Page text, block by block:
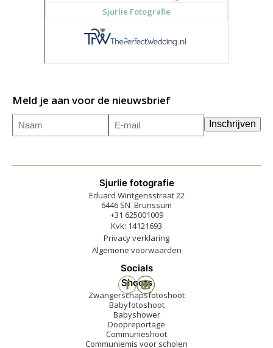
Meld je aan voor de nieuwsbrief
Naam
E-
mailadres(Vereist)
Inschrijven
Sjurlie fotografie
Eduard Wintgensstraat 22
6446 SN Brunssum
+31 625001009
Kvk: 14121693
Privacy verklaring
Algemene voorwaarden
Socials
Shoots
Zwangerschapsfotoshoot
Babyfotoshoot
Babyshower
Doopreportage
Communieshoot
Communiemis voor scholen